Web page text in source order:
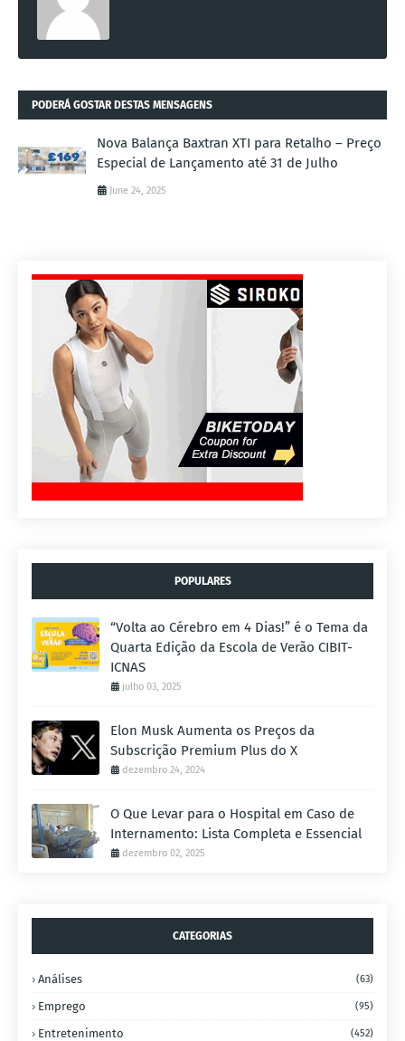
PODERÁ GOSTAR DESTAS MENSAGENS
Nova Balança Baxtran XTI para Retalho – Preço
Especial de Lançamento até 31 de Julho
June 24, 2025
POPULARES
“Volta ao Cérebro em 4 Dias!” é o Tema da
Quarta Edição da Escola de Verão CIBIT-
ICNAS
julho 03, 2025
Elon Musk Aumenta os Preços da
Subscrição Premium Plus do X
dezembro 24, 2024
O Que Levar para o Hospital em Caso de
Internamento: Lista Completa e Essencial
dezembro 02, 2025
CATEGORIAS
Análises (63)
Emprego (95)
Entretenimento (452)